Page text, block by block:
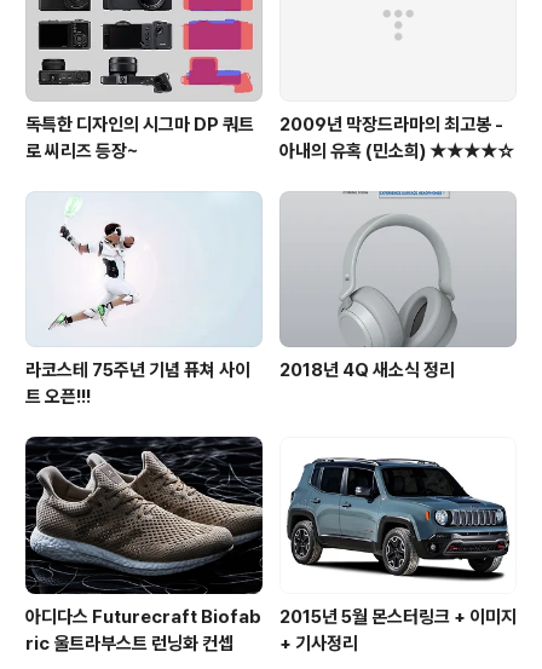
독특한 디자인의 시그마 DP 쿼트
로 씨리즈 등장~
2009년 막장드라마의 최고봉 -
아내의 유혹 (민소희) ★★★★☆
라코스테 75주년 기념 퓨쳐 사이
트 오픈!!!
2018년 4Q 새소식 정리
아디다스 Futurecraft Biofab
ric 울트라부스트 런닝화 컨셉
2015년 5월 몬스터링크 + 이미지
+ 기사정리